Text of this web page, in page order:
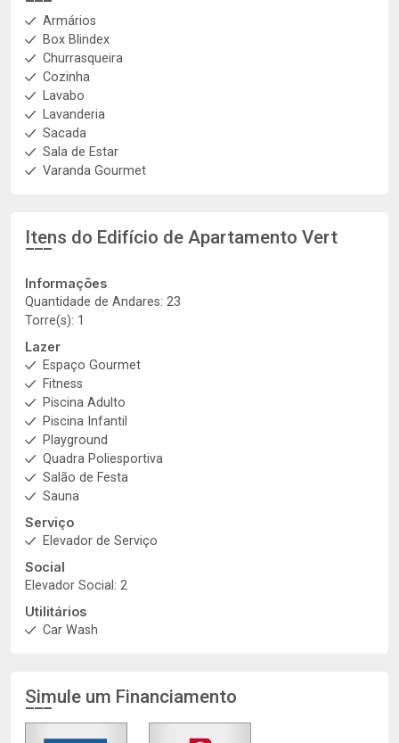
Armários
Box Blindex
Churrasqueira
Cozinha
Lavabo
Lavanderia
Sacada
Sala de Estar
Varanda Gourmet
Itens do Edifício de Apartamento Vert
Informações
Quantidade de Andares: 23
Torre(s): 1
Lazer
Espaço Gourmet
Fitness
Piscina Adulto
Piscina Infantil
Playground
Quadra Poliesportiva
Salão de Festa
Sauna
Serviço
Elevador de Serviço
Social
Elevador Social: 2
Utilitários
Car Wash
Simule um Financiamento